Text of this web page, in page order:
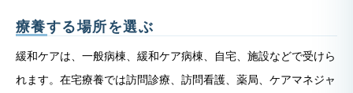
療養する場所を選ぶ
緩和ケアは、一般病棟、緩和ケア病棟、自宅、施設などで受けら
れます。在宅療養では訪問診療、訪問看護、薬局、ケアマネジャ